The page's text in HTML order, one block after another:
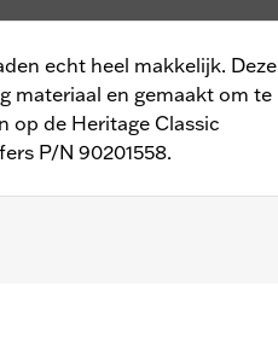
echt heel makkelijk. Deze
materiaal en gemaakt om te
op de Heritage Classic
P/N 90201558.